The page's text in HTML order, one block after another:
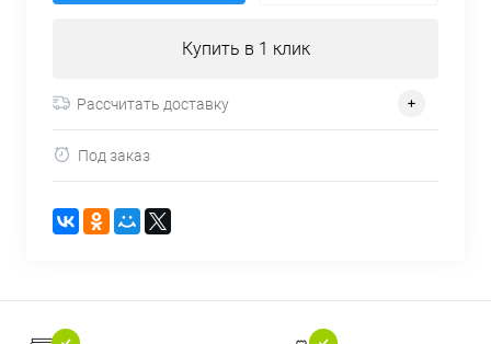
Купить в 1 клик
Рассчитать доставку
Под заказ